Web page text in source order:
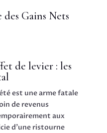
Gains Nets
de levier : les
est une arme fatale
de revenus
aux
d’une ristourne